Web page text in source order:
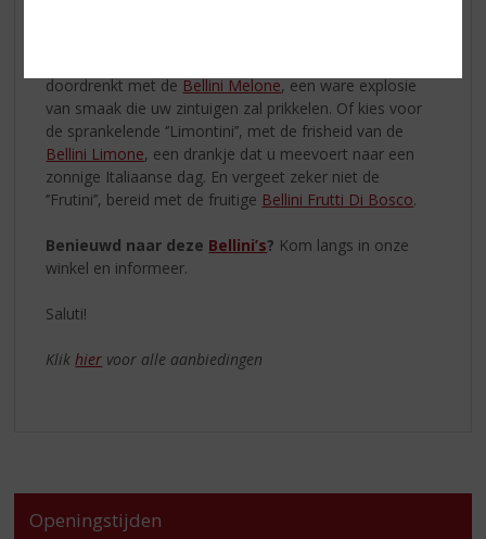
doordrenkt met de Bellini Melone, een ware explosie
van smaak die uw zintuigen zal prikkelen. Of kies voor
de sprankelende ‘’Limontini’’, met de frisheid van de
Bellini Limone, een drankje dat u meevoert naar een
zonnige Italiaanse dag. En vergeet zeker niet de
‘’Frutini’’, bereid met de fruitige Bellini Frutti Di Bosco.
Benieuwd naar deze Bellini’s? Kom langs in onze
winkel en informeer.
Saluti!
Klikhier voor alle aanbiedingen
Openingstijden